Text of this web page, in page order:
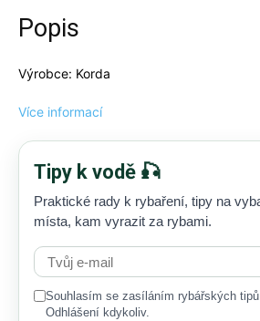
Popis
Výrobce: Korda
Více informací
Tipy k vodě 🎣
Praktické rady k rybaření, tipy na
místa, kam vyrazit za rybami.
Souhlasím se zasíláním rybářských
Odhlášení kdykoliv.